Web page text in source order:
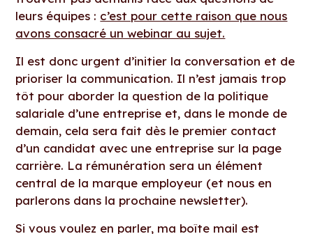
leurs équipes : c’est pour cette raison que nous
avons consacré un webinar au sujet.
Il est donc urgent d’initier la conversation et de
prioriser la communication. Il n’est jamais trop
tôt pour aborder la question de la politique
salariale d’une entreprise et, dans le monde de
demain, cela sera fait dès le premier contact
d’un candidat avec une entreprise sur la page
carrière. La rémunération sera un élément
central de la marque employeur (et nous en
parlerons dans la prochaine newsletter).
Si vous voulez en parler, ma boîte mail est